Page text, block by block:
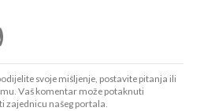
svoje mišljenje, postavite pitanja ili
Vaš komentar može potaknuti
zajednicu našeg portala.